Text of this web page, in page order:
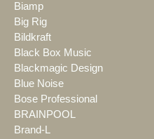
Biamp
Big Rig
Bildkraft
Black Box Music
Blackmagic Design
Blue Noise
Bose Professional
BRAINPOOL
Brand-L